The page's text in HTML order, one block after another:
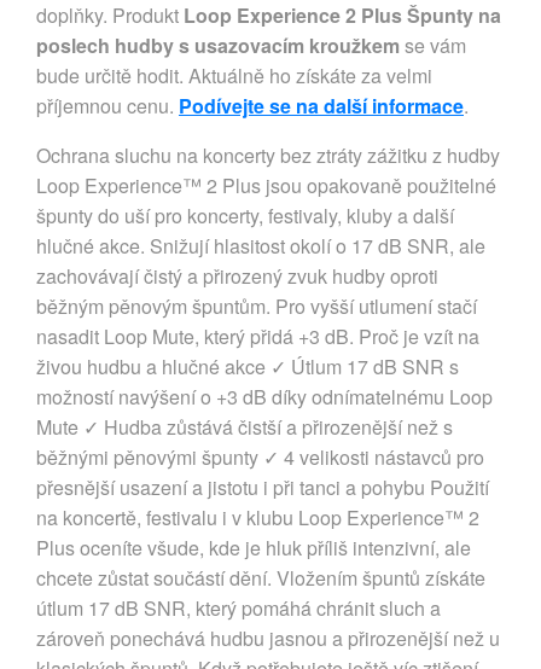
doplňky. Produkt Loop Experience 2 Plus Špunty na
poslech hudby s usazovacím kroužkem se vám
bude určitě hodit. Aktuálně ho získáte za velmi
příjemnou cenu. Podívejte se na další informace.
Ochrana sluchu na koncerty bez ztráty zážitku z hudby
Loop Experience™ 2 Plus jsou opakovaně použitelné
špunty do uší pro koncerty, festivaly, kluby a další
hlučné akce. Snižují hlasitost okolí o 17 dB SNR, ale
zachovávají čistý a přirozený zvuk hudby oproti
běžným pěnovým špuntům. Pro vyšší utlumení stačí
nasadit Loop Mute, který přidá +3 dB. Proč je vzít na
živou hudbu a hlučné akce ✓ Útlum 17 dB SNR s
možností navýšení o +3 dB díky odnímatelnému Loop
Mute ✓ Hudba zůstává čistší a přirozenější než s
běžnými pěnovými špunty ✓ 4 velikosti nástavců pro
přesnější usazení a jistotu i při tanci a pohybu Použití
na koncertě, festivalu i v klubu Loop Experience™ 2
Plus oceníte všude, kde je hluk příliš intenzivní, ale
chcete zůstat součástí dění. Vložením špuntů získáte
útlum 17 dB SNR, který pomáhá chránit sluch a
zároveň ponechává hudbu jasnou a přirozenější než u